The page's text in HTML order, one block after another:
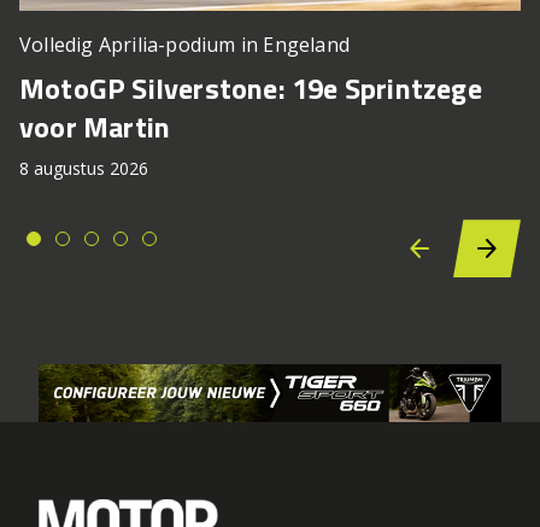
Volledig Aprilia-podium in Engeland
MotoGP Silverstone: 19e Sprintzege
voor Martin
8 augustus 2026